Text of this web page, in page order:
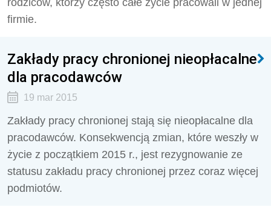
rodziców, którzy często całe życie pracowali w jednej
firmie.
Zakłady pracy chronionej nieopłacalne
dla pracodawców
19 mar 2015
Zakłady pracy chronionej stają się nieopłacalne dla
pracodawców. Konsekwencją zmian, które weszły w
życie z początkiem 2015 r., jest rezygnowanie ze
statusu zakładu pracy chronionej przez coraz więcej
podmiotów.